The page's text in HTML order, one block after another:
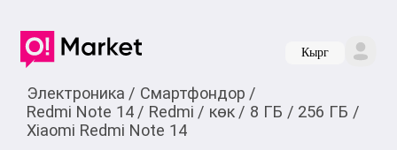
Кырг
Электроника / Смартфондор /
Redmi Note 14 / Redmi / көк / 8 ГБ / 256 ГБ /
Xiaomi Redmi Note 14